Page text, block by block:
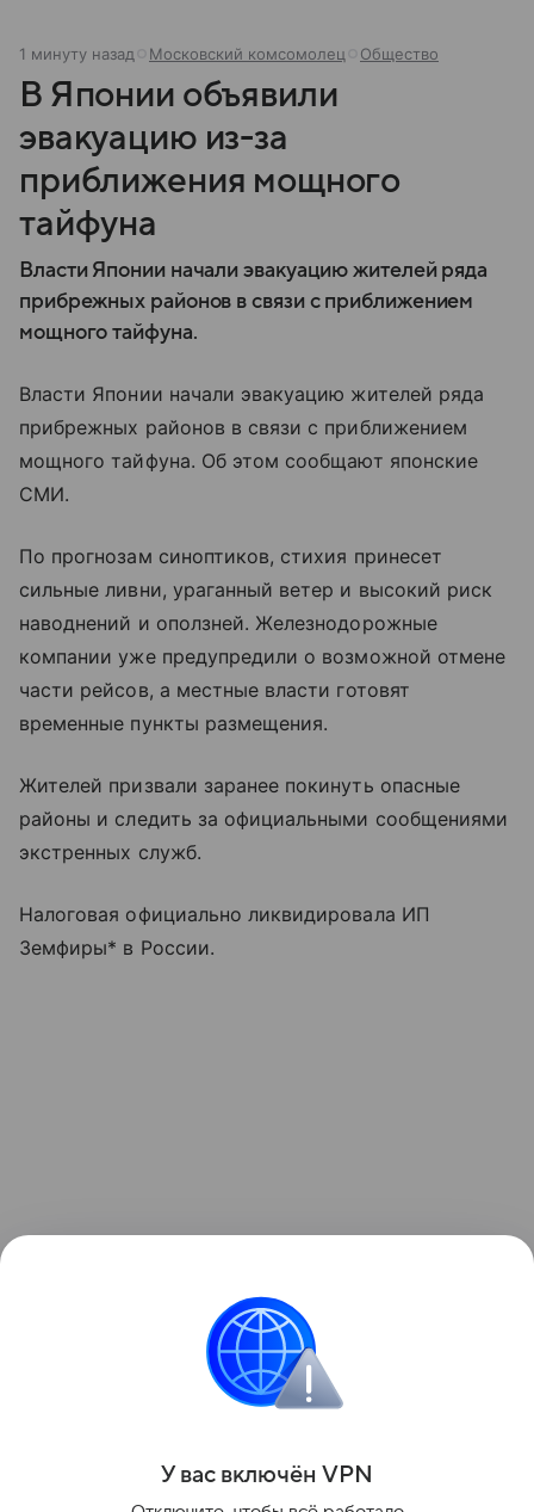
1 минуту назад Московский комсомолец Общество
В Японии объявили
эвакуацию из-за
приближения мощного
тайфуна
Власти Японии начали эвакуацию жителей ряда
прибрежных районов в связи с приближением
мощного тайфуна.
Власти Японии начали эвакуацию жителей ряда
прибрежных районов в связи с приближением
мощного тайфуна. Об этом сообщают японские
СМИ.
По прогнозам синоптиков, стихия принесет
сильные ливни, ураганный ветер и высокий риск
наводнений и оползней. Железнодорожные
компании уже предупредили о возможной отмене
части рейсов, а местные власти готовят
временные пункты размещения.
Жителей призвали заранее покинуть опасные
районы и следить за официальными сообщениями
экстренных служб.
Налоговая официально ликвидировала ИП
Земфиры* в России.
Поделиться
У вас включён VPN